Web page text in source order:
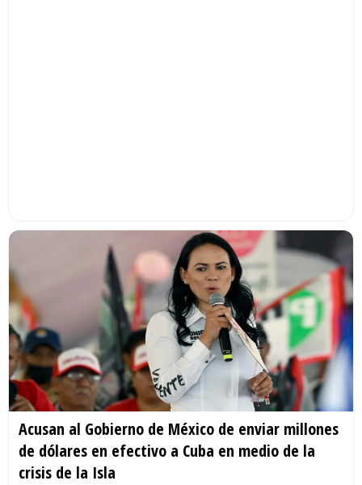
Acusan al Gobierno de México de enviar millones
de dólares en efectivo a Cuba en medio de la
crisis de la Isla